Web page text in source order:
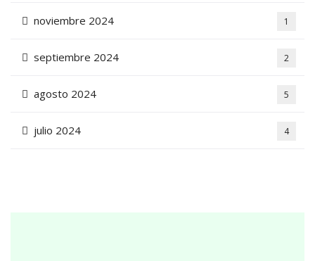
noviembre 2024 1
septiembre 2024 2
agosto 2024 5
julio 2024 4